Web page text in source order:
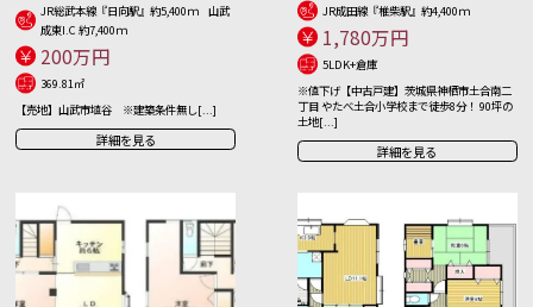
JR総武本線『日向駅』約5,400ｍ 山武
成東I.C 約7,400ｍ
200万円
369.81㎡
【売地】山武市埴谷 ※建築条件無し[...]
詳細を見る
JR成田線『椎柴駅』約4,400ｍ
1,780万円
5LDK+倉庫
※値下げ【中古戸建】茨城県神栖市土合南二
丁目 やたべ土合小学校まで徒歩8分！ 90坪の
土地[...]
詳細を見る